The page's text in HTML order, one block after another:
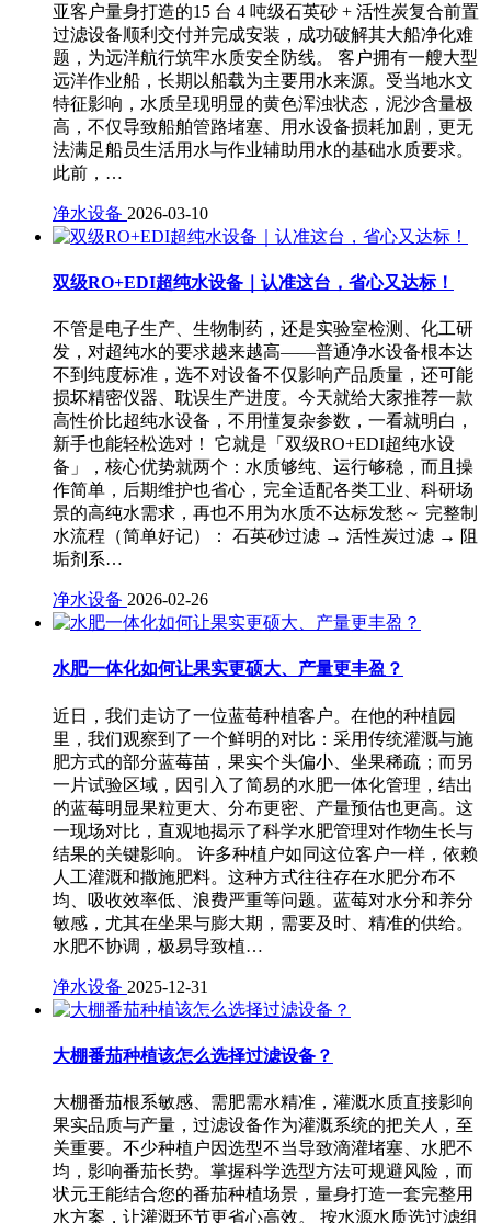
亚客户量身打造的15 台 4 吨级石英砂 + 活性炭复合前置
过滤设备顺利交付并完成安装，成功破解其大船净化难
题，为远洋航行筑牢水质安全防线。 客户拥有一艘大型
远洋作业船，长期以船载为主要用水来源。受当地水文
特征影响，水质呈现明显的黄色浑浊状态，泥沙含量极
高，不仅导致船舶管路堵塞、用水设备损耗加剧，更无
法满足船员生活用水与作业辅助用水的基础水质要求。
此前，…
净水设备 2026-03-10
双级RO+EDI超纯水设备｜认准这台，省心又达标！
不管是电子生产、生物制药，还是实验室检测、化工研
发，对超纯水的要求越来越高——普通净水设备根本达
不到纯度标准，选不对设备不仅影响产品质量，还可能
损坏精密仪器、耽误生产进度。今天就给大家推荐一款
高性价比超纯水设备，不用懂复杂参数，一看就明白，
新手也能轻松选对！ 它就是「双级RO+EDI超纯水设
备」，核心优势就两个：水质够纯、运行够稳，而且操
作简单，后期维护也省心，完全适配各类工业、科研场
景的高纯水需求，再也不用为水质不达标发愁～ 完整制
水流程（简单好记）： 石英砂过滤 → 活性炭过滤 → 阻
垢剂系…
净水设备 2026-02-26
水肥一体化如何让果实更硕大、产量更丰盈？
近日，我们走访了一位蓝莓种植客户。在他的种植园
里，我们观察到了一个鲜明的对比：采用传统灌溉与施
肥方式的部分蓝莓苗，果实个头偏小、坐果稀疏；而另
一片试验区域，因引入了简易的水肥一体化管理，结出
的蓝莓明显果粒更大、分布更密、产量预估也更高。这
一现场对比，直观地揭示了科学水肥管理对作物生长与
结果的关键影响。 许多种植户如同这位客户一样，依赖
人工灌溉和撒施肥料。这种方式往往存在水肥分布不
均、吸收效率低、浪费严重等问题。蓝莓对水分和养分
敏感，尤其在坐果与膨大期，需要及时、精准的供给。
水肥不协调，极易导致植…
净水设备 2025-12-31
大棚番茄种植该怎么选择过滤设备？
大棚番茄根系敏感、需肥需水精准，灌溉水质直接影响
果实品质与产量，过滤设备作为灌溉系统的把关人，至
关重要。不少种植户因选型不当导致滴灌堵塞、水肥不
均，影响番茄长势。掌握科学选型方法可规避风险，而
状元王能结合您的番茄种植场景，量身打造一套完整用
水方案，让灌溉环节更省心高效。 按水源水质选过滤组